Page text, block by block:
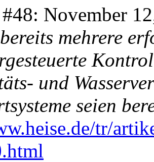
November
mehrere
und
seien
tr/